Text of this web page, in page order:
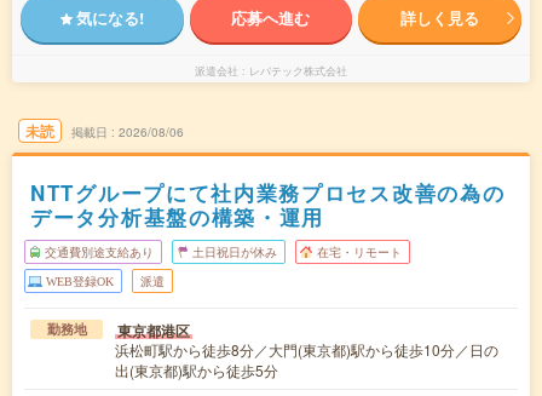
気になる! 応募へ進む 詳しく見る
派遣会社 レバテック株式会社
未読 掲載日 2026/08/06
NTTグループにて社内業務プロセス改善の為の
データ分析基盤の構築・運用
交通費別途支給あり 土日祝日が休み 在宅・リモート
WEB登録OK 派遣
勤務地 東京都港区
浜松町駅から徒歩8分／大門(東京都)駅から徒歩10分／日の
出(東京都)駅から徒歩5分